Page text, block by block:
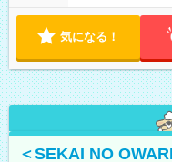
気になる！
＜SEKAI NO